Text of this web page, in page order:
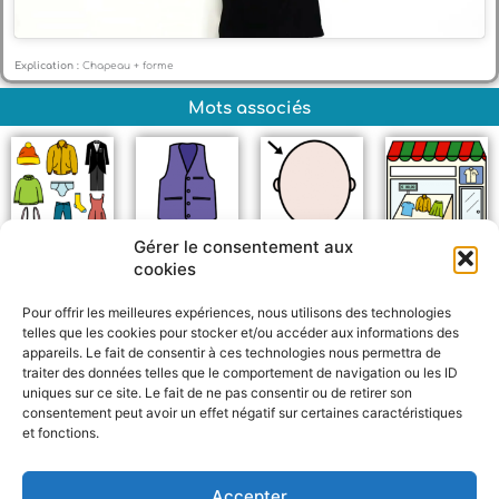
Gérer le consentement aux
cookies
Pour offrir les meilleures expériences, nous utilisons des technologies
telles que les cookies pour stocker et/ou accéder aux informations des
appareils. Le fait de consentir à ces technologies nous permettra de
traiter des données telles que le comportement de navigation ou les ID
uniques sur ce site. Le fait de ne pas consentir ou de retirer son
consentement peut avoir un effet négatif sur certaines caractéristiques
et fonctions.
Explication : Chapeau + forme
Mots associés
Gilet de costume Tête
Magasin de
vêtements
a
h
e
s
a